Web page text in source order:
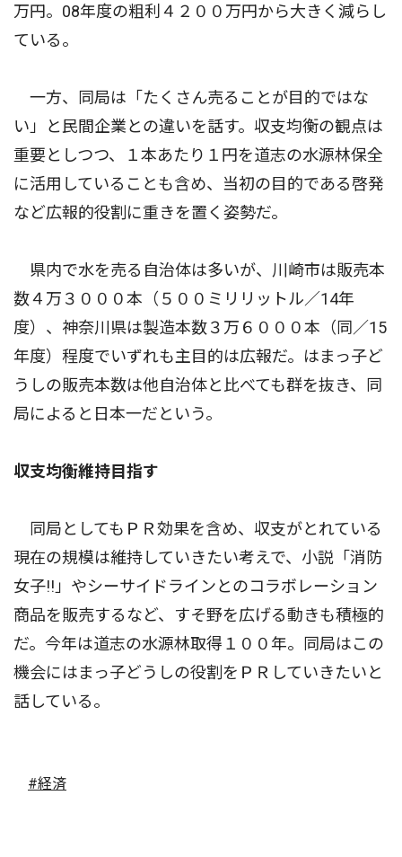
万円。08年度の粗利４２００万円から大きく減らし
ている。
一方、同局は「たくさん売ることが目的ではな
い」と民間企業との違いを話す。収支均衡の観点は
重要としつつ、１本あたり１円を道志の水源林保全
に活用していることも含め、当初の目的である啓発
など広報的役割に重きを置く姿勢だ。
県内で水を売る自治体は多いが、川崎市は販売本
数４万３０００本（５００ミリリットル／14年
度）、神奈川県は製造本数３万６０００本（同／15
年度）程度でいずれも主目的は広報だ。はまっ子ど
うしの販売本数は他自治体と比べても群を抜き、同
局によると日本一だという。
収支均衡維持目指す
同局としてもＰＲ効果を含め、収支がとれている
現在の規模は維持していきたい考えで、小説「消防
女子!!」やシーサイドラインとのコラボレーション
商品を販売するなど、すそ野を広げる動きも積極的
だ。今年は道志の水源林取得１００年。同局はこの
機会にはまっ子どうしの役割をＰＲしていきたいと
話している。
#経済